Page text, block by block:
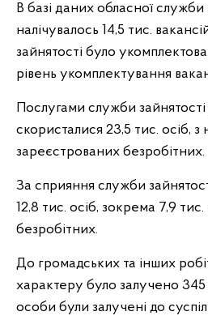
В базі даних обласної служби
налічувалось 14,5 тис.
зайнятості було
рівень укомплектування
Послугами служби
скористалися 23,5 тис. осіб, з
зареєстрованих безробітних.
За сприяння служби
12,8 тис. осіб, зокрема 7,9
безробітних.
До громадських та інших
характеру було залучено 345
особи були залучені до